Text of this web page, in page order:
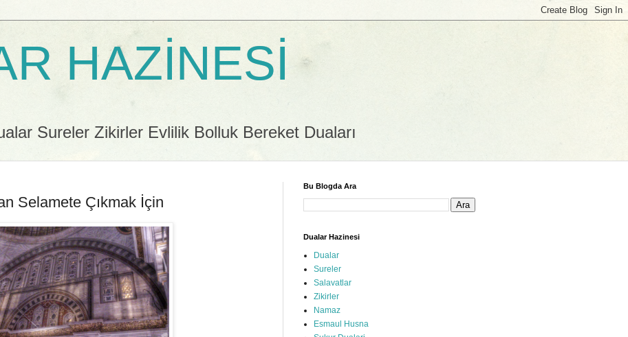
HAZİNESİ
Sureler Zikirler Evlilik Bolluk Bereket Duaları
Selamete Çıkmak İçin
Bu Blogda Ara
Dualar Hazinesi
Dualar
Sureler
Salavatlar
Zikirler
Namaz
Esmaul Husna